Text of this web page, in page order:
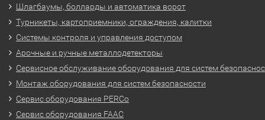
Шлагбаумы, болларды и автоматика ворот
Турникеты, картоприемники, ограждения, калитки
Системы контроля и управления доступом
Арочные и ручные металлодетекторы
Сервисное обслуживание оборудования для систем
Монтаж оборудования для систем безопасности
Сервис оборудования PERCo
Сервис оборудования FAAC